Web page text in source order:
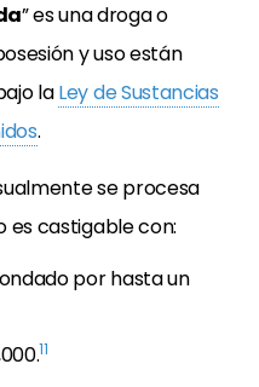
” es una droga o
y uso están
laLey de Sustancias
.
se procesa
es castigable con:
por hasta un
11